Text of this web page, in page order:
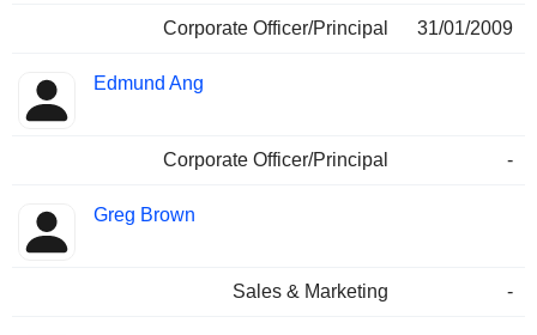
Corporate Officer/Principal 31/01/2009
Edmund Ang
Corporate Officer/Principal -
Greg Brown
Sales & Marketing -